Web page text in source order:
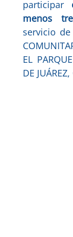
participar
menos
servicio de
EL
DE